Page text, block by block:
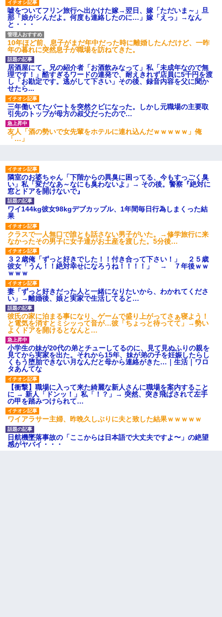
出張中の旦那から『フリンしやがって、このクズ』と電話が。私
「本当に家まで来たの？証拠は？」旦那「俺の言葉が信じられな
いのか！」→ 離婚後
私「まとめ買いして冷凍ストックしてる」Ａ「ずるい！クレク
レ！」私「なんでよ」Ａ「ケーチ！バーカ！」→ 後日、Ａ旦那が
凸してきた
【唖然】帰宅したら旦那のスポーツカーが消えていた。警察『目
立つし、すぐ見つかるかもしれません』→ 数時間後・・警察『××
さんご存じですか？』
【悲報】姉と入浴中に大きくなってしまった結果ｗｗｗｗｗｗｗ
ｗ
し…)うちの子ではないので迎えに行きません」→息子を名乗って
た人物の正体が判明するも・・・
嘘をついてフリン旅行へ出かけた嫁→翌日、嫁「ただいま～」旦
那「娘がシんだよ。何度も連絡したのに…」嫁「えっ」→なん
と・・・
10年ほど前、息子がまだ年中だった時に離婚したんだけど、一昨
年の暮れに突然息子が職場を訪ねてきた。
居酒屋にて。兄の紹介者「お酒飲みなって」私「未成年なので無
理です！」酷すぎるワードの連発で、耐えきれず店員に5千円を渡
し「お勘定です。逃がして下さい」その後、録音内容を父に聞か
せたら...
三年働いてたパートを突然クビになった。しかし元職場の主要取
引先のトップが母方の叔父だったので…
友人「酒の勢いで女先輩をホテルに連れ込んだｗｗｗｗｗ」俺
「…」
隣室のお婆ちゃん「下階からの異臭に困ってる、今もすっごく臭
い」私「変だなあ～なにも臭わないよ」→ その後。警察『絶対に
窓とドアを開けないで』
ワイ144kg彼女98kgデブカップル、1年間毎日行為しまくった結
果
クラスで一人無口で誰とも話さない男子がいた。→修学旅行に来
なかったその男子に女子達がお土産を渡した。5分後…
３２歳俺「ずっと好きでした！！付き合って下さい！」 ２５歳
彼女「うん！！絶対幸せになろうね！！！！」 → ７年後ｗｗ
ｗｗｗ
妻「ずっと好きだった人と一緒になりたいから、わかれてくださ
い」→離婚後、娘と実家で生活してると…
彼氏の家に泊まる事になり、ゲームで盛り上がってさぁ寝よう！
と電気を消すとミシッって音が…彼「ちょっと待ってて」→勢い
よくドアを開けるとなんと…
小学生の妹が20代の弟とチューしてるのに、見て見ぬふりの親を
見てから実家を出た。それから15年、妹が弟の子を妊娠したらし
くもう堕胎できない月なんだと母から連絡がきた…｜生活｜ワロ
タあんてな
【衝撃】職場に入って来た綺麗な新人さんに職場を案内すること
に → 新人「ドンッ！」私「！？」→ 突然、突き飛ばされて左手
の甲を踏みつけられて…
ワイアラサー主婦、昨晩久しぶりに夫と致した結果ｗｗｗｗｗ
日航機墜落事故の「ここからは日本語で大丈夫ですよ〜」の絶望
感がヤバイ・・・